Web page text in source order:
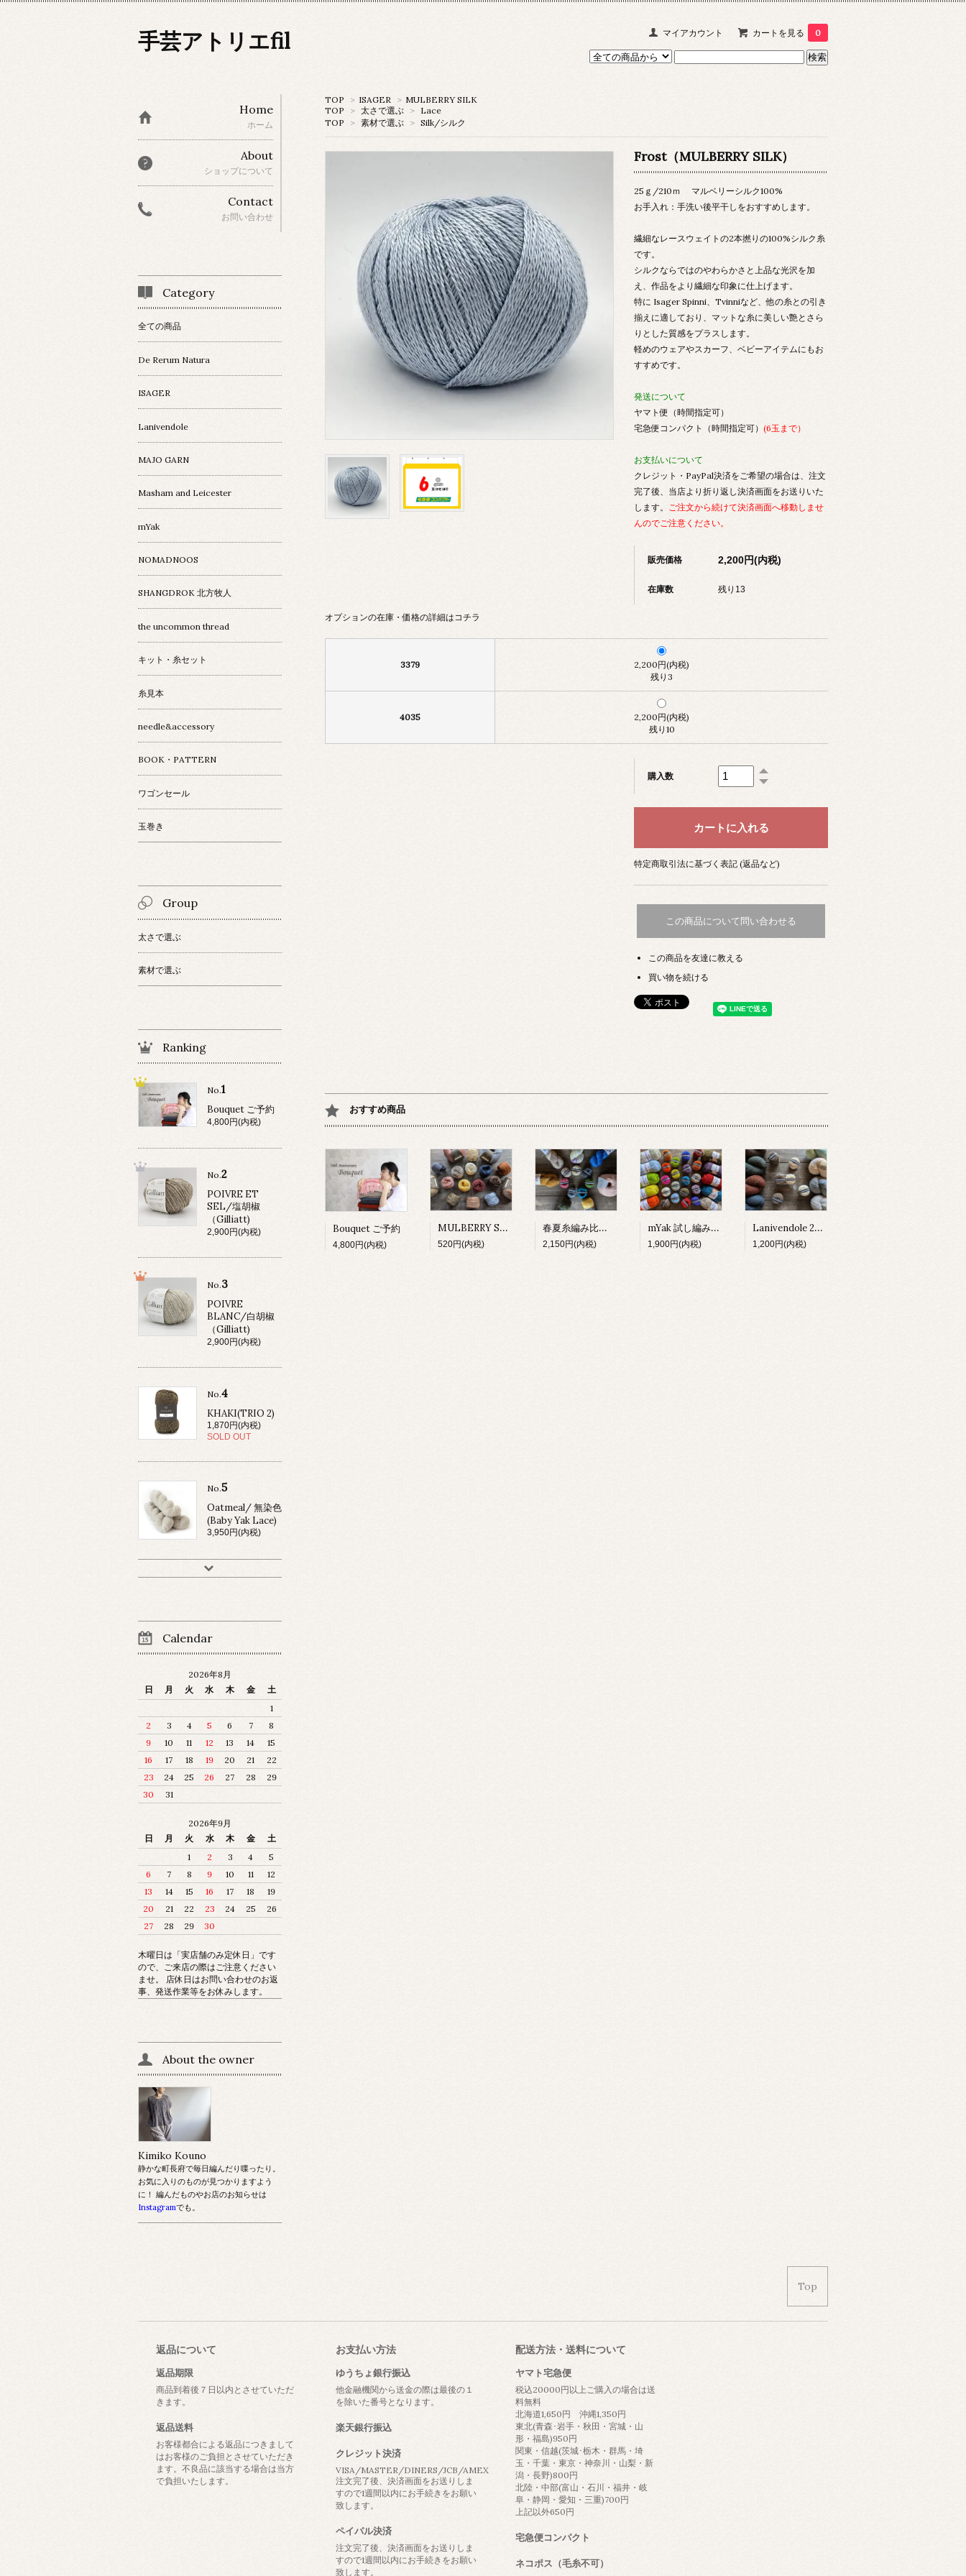
マイアカウント カートを見る 0
手芸アトリエfil
TOP > ISAGER > MULBERRY SILK
TOP
> 太さで選ぶ > Lace
TOP
> 素材で選ぶ > Silk/シルク
Frost（MULBERRY SILK）
25ｇ/210ｍ マルベリーシルク100%
お手入れ：手洗い後平干しをおすすめします。
繊細なレースウェイトの2本撚りの100%シルク糸
です。
シルクならではのやわらかさと上品な光沢を加
え、作品をより繊細な印象に仕上げます。
特に Isager Spinni、Tvinniなど、他の糸との引き
揃えに適しており、マットな糸に美しい艶とさら
りとした質感をプラスします。
軽めのウェアやスカーフ、ベビーアイテムにもお
すすめです。
発送について
ヤマト便（時間指定可）
宅急便コンパクト（時間指定可） (6玉まで）
お支払いについて
クレジット・PayPal決済をご希望の場合は、注文
完了後、当店より折り返し決済画面をお送りいた
します。 ご注文から続けて決済画面へ移動しませ
んのでご注意ください。
販売価格 2,200円(内税)
在庫数 残り13
オプションの在庫・価格の詳細はコチラ
3379
2,200円(内税)
残り3
4035
2,200円(内税)
残り10
購入数
特定商取引法に基づく表記 (返品など)
この商品について問い合わせる
この商品を友達に教える
買い物を続ける
おすすめ商品
Bouquet ご予約
4,800円(内税)
MULBERRY SILK 試し編み
520円(内税)
春夏糸編み比べセット
2,150円(内税)
mYak 試し編みセット
1,900円(内税)
Lanivendole 2種 試し編みセット
1,200円(内税)
Home
ホーム
About
ショップについて
Contact
お問い合わせ
Category
全ての商品
De Rerum Natura
ISAGER
Lanivendole
MAJO GARN
Masham and Leicester
mYak
NOMADNOOS
SHANGDROK 北方牧人
the uncommon thread
キット・糸セット
糸見本
needle&accessory
BOOK・PATTERN
ワゴンセール
玉巻き
Group
太さで選ぶ
素材で選ぶ
Ranking
No.1
Bouquet ご予約
4,800円(内税)
No.2
POIVRE ET
SEL/塩胡椒
（Gilliatt)
2,900円(内税)
No.3
POIVRE
BLANC/白胡椒
（Gilliatt)
2,900円(内税)
No.4
KHAKI(TRIO 2)
1,870円(内税)
SOLD OUT
No.5
Oatmeal/ 無染色
(Baby Yak Lace)
3,950円(内税)
Calendar
2026年8月
日
月 火 水 木 金
土
1
2
3 4 5 6 7
8
9
10 11 12 13 14
15
16
17 18 19 20 21
22
23
24 25 26 27 28
29
30
31
2026年9月
日
月 火 水 木 金
土
1
2 3 4
5
6
7 8 9 10 11
12
13
14 15 16 17 18
19
20
21 22 23 24 25
26
27
28 29 30
木曜日は「実店舗のみ定休日」です
ので、ご来店の際はご注意ください
ませ。 店休日はお問い合わせのお返
事、発送作業等をお休みします。
About the owner
Kimiko Kouno
静かな町長府で毎日編んだり喋ったり。
お気に入りのものが見つかりますよう
に！ 編んだものやお店のお知らせは
Instagramでも。
Top
返品について
返品期限
商品到着後７日以内とさせていただ
きます。
返品送料
お客様都合による返品につきまして
はお客様のご負担とさせていただき
ます。不良品に該当する場合は当方
で負担いたします。
お支払い方法
ゆうちょ銀行振込
他金融機関から送金の際は最後の１
を除いた番号となります。
楽天銀行振込
クレジット決済
VISA/MASTER/DINERS/JCB/AMEX
注文完了後、決済画面をお送りしま
すので1週間以内にお手続きをお願い
致します。
ペイパル決済
注文完了後、決済画面をお送りしま
すので1週間以内にお手続きをお願い
致します。
配送方法・送料について
ヤマト宅急便
税込20000円以上ご購入の場合は送
料無料
北海道1,650円 沖縄1,350円
東北(青森･岩手・秋田・宮城・山
形・福島)950円
関東・信越(茨城･栃木・群馬・埼
玉・千葉・東京・神奈川・山梨・新
潟・長野)800円
北陸・中部(富山・石川・福井・岐
阜・静岡・愛知・三重)700円
上記以外650円
宅急便コンパクト
ネコポス（毛糸不可）